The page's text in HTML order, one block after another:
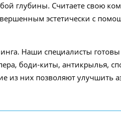
глубины. Считаете свою
эстетически с
Наши специалисты
боди-киты, антикрылья,
из них позволяют улучшить